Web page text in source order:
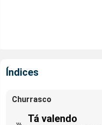
Índices
Churrasco
Tá valendo